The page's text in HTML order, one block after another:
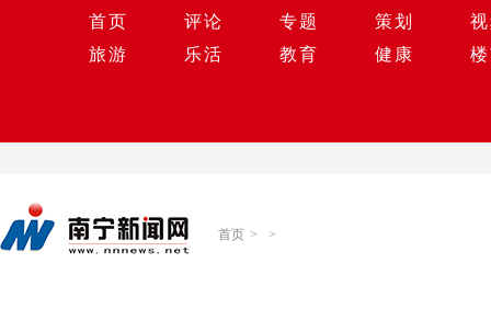
首页 评论 专题 策划
旅游
乐活 教育 健康
首页 > >